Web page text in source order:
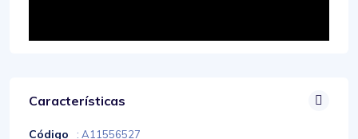
Características
Código : A11556527